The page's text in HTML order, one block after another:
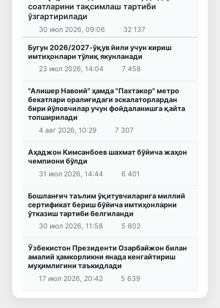
соатларини тақсимлаш тартиби
ўзгартирилади
30 июл 2026, 09:06 32 137
Бугун 2026/2027-ўқув йили учун кириш
имтиҳонлари тўлиқ якунланади
23 июл 2026, 14:04
7 458
"Алишер Навоий" ҳамда "Пахтакор" метро
бекатлари оралиғидаги эскалаторлардан
бири йўловчилар учун фойдаланишга қайта
топширилади
4 авг 2026, 10:29
7 307
Аҳаджон Кимсанбоев шахмат бўйича жаҳон
чемпиони бўлди
31 июл 2026, 14:44
6 401
Бошланғич таълим ўқитувчиларига миллий
сертификат бериш бўйича имтиҳонларни
ўтказиш тартиби белгиланди
30 июл 2026, 11:58
5 802
Ўзбекистон Президенти Озарбайжон билан
амалий ҳамкорликни янада кенгайтириш
муҳимлигини таъкидлади
17 июл 2026, 20:42
5 639